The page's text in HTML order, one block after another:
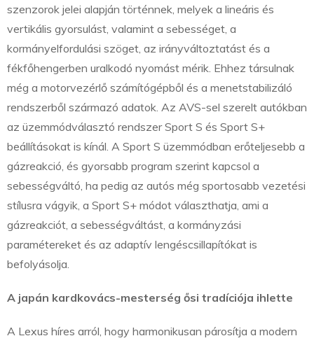
szenzorok jelei alapján történnek, melyek a lineáris és
vertikális gyorsulást, valamint a sebességet, a
kormányelfordulási szöget, az irányváltoztatást és a
fékfőhengerben uralkodó nyomást mérik. Ehhez társulnak
még a motorvezérlő számítógépből és a menetstabilizáló
rendszerből származó adatok. Az AVS-sel szerelt autókban
az üzemmódválasztó rendszer Sport S és Sport S+
beállításokat is kínál. A Sport S üzemmódban erőteljesebb a
gázreakció, és gyorsabb program szerint kapcsol a
sebességváltó, ha pedig az autós még sportosabb vezetési
stílusra vágyik, a Sport S+ módot választhatja, ami a
gázreakciót, a sebességváltást, a kormányzási
paramétereket és az adaptív lengéscsillapítókat is
befolyásolja.
A japán kardkovács-mesterség ősi tradíciója ihlette
A Lexus híres arról, hogy harmonikusan párosítja a modern